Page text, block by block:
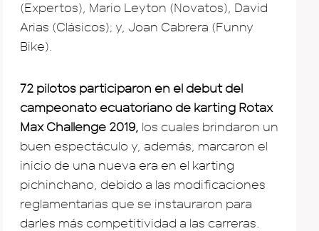
(Expertos), Mario Leyton (Novatos), David
Arias (Clásicos); y, Joan Cabrera (Funny
Bike).
72 pilotos participaron en el debut del
campeonato ecuatoriano de karting Rotax
Max Challenge 2019, los cuales brindaron un
buen espectáculo y, además, marcaron el
inicio de una nueva era en el karting
pichinchano, debido a las modificaciones
reglamentarias que se instauraron para
darles más competitividad a las carreras.